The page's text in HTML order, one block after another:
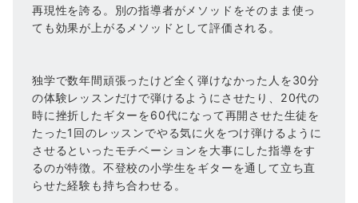
再現性を誇る。別の指導者がメソッドをそのまま使っ
ても効果が上がるメソッドとして評価される。
独学で数年間頑張ったけど全く弾けなかった人を30分
の体験レッスンだけで弾けるようにさせたり、20代の
時に挫折したギターを60代になって再開させた生徒を
たった1回のレッスンでやる気に火をつけ弾けるように
させるといったモチベーションを大事にした指導をす
るのが特徴。不登校の小学生をギターを通して立ち直
らせた経験も持ち合わせる。